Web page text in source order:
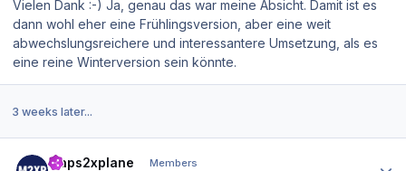
Vielen Dank :-) Ja, genau das war meine Absicht. Damit ist es
dann wohl eher eine Frühlingsversion, aber eine weit
abwechslungsreichere und interessantere Umsetzung, als es
eine reine Winterversion sein könnte.
3 weeks later...
maps2xplane Members